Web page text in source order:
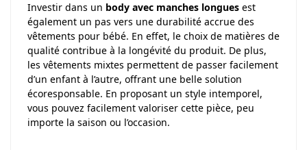
Investir dans un body avec manches longues est
également un pas vers une durabilité accrue des
vêtements pour bébé. En effet, le choix de matières de
qualité contribue à la longévité du produit. De plus,
les vêtements mixtes permettent de passer facilement
d’un enfant à l’autre, offrant une belle solution
écoresponsable. En proposant un style intemporel,
vous pouvez facilement valoriser cette pièce, peu
importe la saison ou l’occasion.